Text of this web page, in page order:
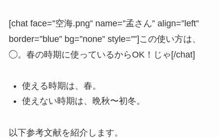
[chat face=”空海.png” name=”孟さん” align=”left”
border=”blue” bg=”none” style=””]この使い方は、
◯。春の時期に使っているからOK！じゃ[/chat]
使える時期は、春。
使えない時期は、晩秋〜初冬。
以下参考文献を紹介します。